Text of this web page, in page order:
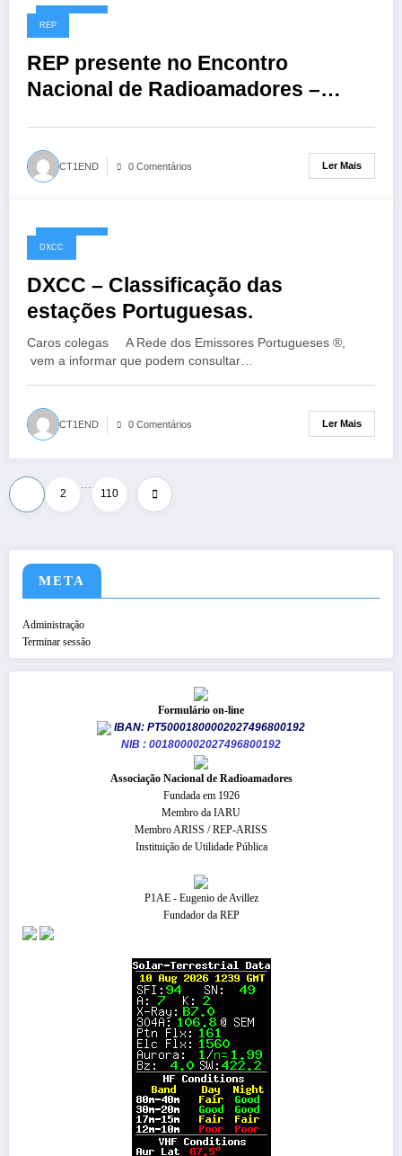
01/06/2026
REP
REP presente no Encontro
Nacional de Radioamadores –
CT1END 0 Comentários Ler Mais
10/05/2026
DXCC
DXCC – Classificação das
estações Portuguesas.
Caros colegas A Rede dos Emissores Portugueses ®,
vem a informar que podem consultar…
CT1END 0 Comentários Ler Mais
Paginação
dos
conteúdos
2 110
META
Administração
Terminar sessão
Formulário on-line
IBAN: PT50001800002027496800192
NIB : 001800002027496800192
​Associação Nacional de Radioamadores
Fundada em 1926
Membro da IARU
Membro ARISS / REP-ARISS
Instituição de Utilidade Pública
P1AE - Eugenio de Avillez
Fundador da REP